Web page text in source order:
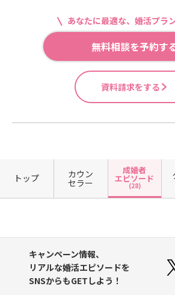
あなたに最適な、婚活プラ
無料相談を予約す
資料請求をする
トップ カウン
セラー
成婚者
エピソード
(28)
キャンペーン情報、
リアルな婚活エピソードを
SNSからもGETしよう！